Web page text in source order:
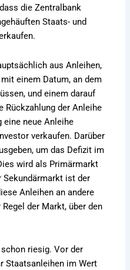
die Zentralbank
Staats- und
aus Anleihen,
einem Datum, an dem
und einem darauf
Rückzahlung der Anleihe
eine neue Anleihe
verkaufen. Darüber
um das Defizit im
wird als Primärmarkt
Sekundärmarkt ist der
Anleihen an andere
der Markt, über den
riesig. Vor der
Staatsanleihen im Wert